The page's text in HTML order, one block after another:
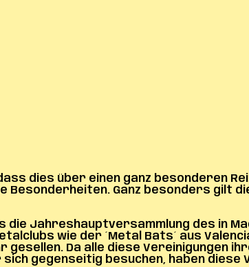
dies über einen ganz besonderen
Ganz besonders gilt
die Jahreshauptversammlung des in
wie der ´Metal Bats´ aus
gesellen. Da alle diese Vereinigungen
gegenseitig besuchen, haben diese